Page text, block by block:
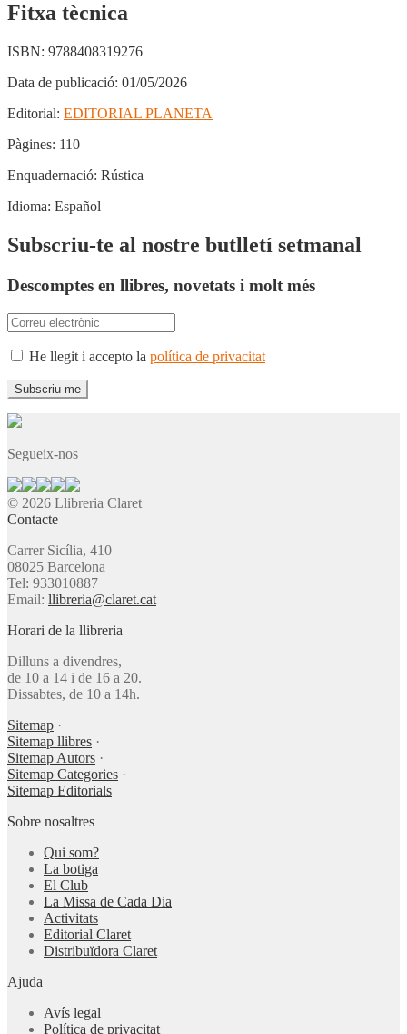
Fitxa tècnica
ISBN: 9788408319276
Data de publicació: 01/05/2026
Editorial: EDITORIAL PLANETA
Pàgines: 110
Enquadernació: Rústica
Idioma: Español
Subscriu-te al nostre butlletí setmanal
Descomptes en llibres, novetats i molt més
He llegit i accepto la política de privacitat
Segueix-nos
© 2026 Llibreria Claret
Contacte
Carrer Sicília, 410
08025 Barcelona
Tel: 933010887
Email: llibreria@claret.cat
Horari de la llibreria
Dilluns a divendres,
de 10 a 14 i de 16 a 20.
Dissabtes, de 10 a 14h.
Sitemap ·
Sitemap llibres ·
Sitemap Autors ·
Sitemap Categories ·
Sitemap Editorials
Sobre nosaltres
Qui som?
La botiga
El Club
La Missa de Cada Dia
Activitats
Editorial Claret
Distribuïdora Claret
Ajuda
Avís legal
Política de privacitat